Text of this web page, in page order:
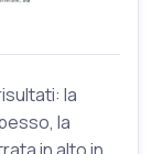
la
la